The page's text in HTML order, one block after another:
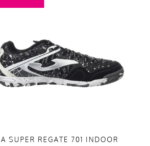
SUPER REGATE 701 INDOOR